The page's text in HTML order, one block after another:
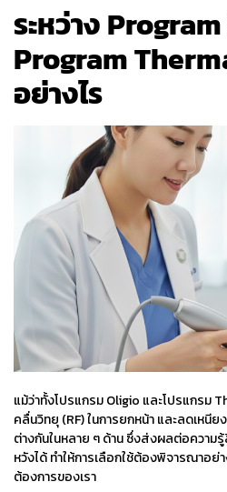
คำถามที่พบบ่
(FAQ)
ทำ Program
Thermage ต้
พักฟื้นหรือไม่?
ผลลัพธ์อยู่ได้น
แค่ไหน ต้องท
หรือไม่?
ถ้าเคยฉีดโปร
ฟิลเลอร์หรือโ
รมโบท็อกซ์มา
สามารถทำ
Program
หรือ
Thermage
ไม่?
ระหว่าง Program
Program
อย่างไร
แม้ว่าทั้งโปรแกรมOligio และโปรแกรม
คลื่นวิทยุ (RF) ในการยกหน้าและลดเหนียง
ต่างกันในหลาย ๆ ด้าน ซึ่งส่งผลต่อความ
หวังได้ ทำให้การเลือกใช้ต้องพิจารณาอย่
ต้องการของเรา